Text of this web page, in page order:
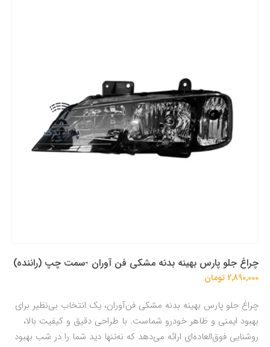
چراغ جلو پارس بهینه بدنه مشکی فن آوران -سمت چپ (راننده)
2,890,000 تومان
چراغ جلو پارس بهینه بدنه مشکی فن‌آوران، یک انتخاب بی‌نظیر برای
بهبود ایمنی و ظاهر خودرو شماست. با طراحی دقیق و کیفیت بالا،
روشنایی فوق‌العاده‌ای ارائه می‌دهد که نه‌تنها دید شما را در شب بهبود